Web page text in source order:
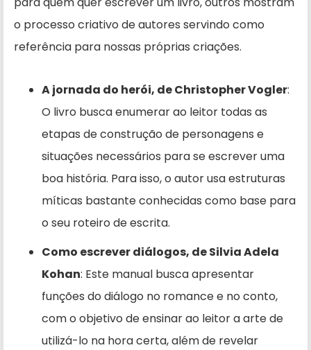
o processo criativo de autores servindo como
referência para nossas próprias criações.
A jornada do herói, de Christopher Vogler:
O livro busca enumerar ao leitor todas as
etapas de construção de personagens e
situações necessários para se escrever uma
boa história. Para isso, o autor usa estruturas
míticas bastante conhecidas como base para
o seu roteiro de escrita.
Como escrever diálogos, de Silvia Adela
Kohan: Este manual busca apresentar
funções do diálogo no romance e no conto,
com o objetivo de ensinar ao leitor a arte de
utilizá-lo na hora certa, além de revelar